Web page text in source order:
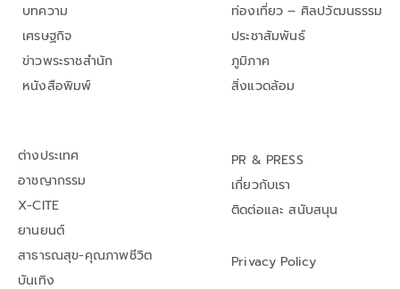
บทความ
เศรษฐกิจ
ข่าวพระราชสำนัก
หนังสือพิมพ์
ท่องเที่ยว – ศิลปวัฒนธรรม
ประชาสัมพันธ์
ภูมิภาค
สิ่งแวดล้อม
ต่างประเทศ
อาชญากรรม
X-CITE
ยานยนต์
สาธารณสุข-คุณภาพชีวิต
บันเทิง
PR & PRESS
เกี่ยวกับเรา
ติดต่อและ สนับสนุน
Privacy Policy